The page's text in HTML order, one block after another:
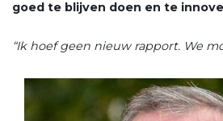
goed te blijven doen en te
“Ik hoef geen nieuw rapport. We